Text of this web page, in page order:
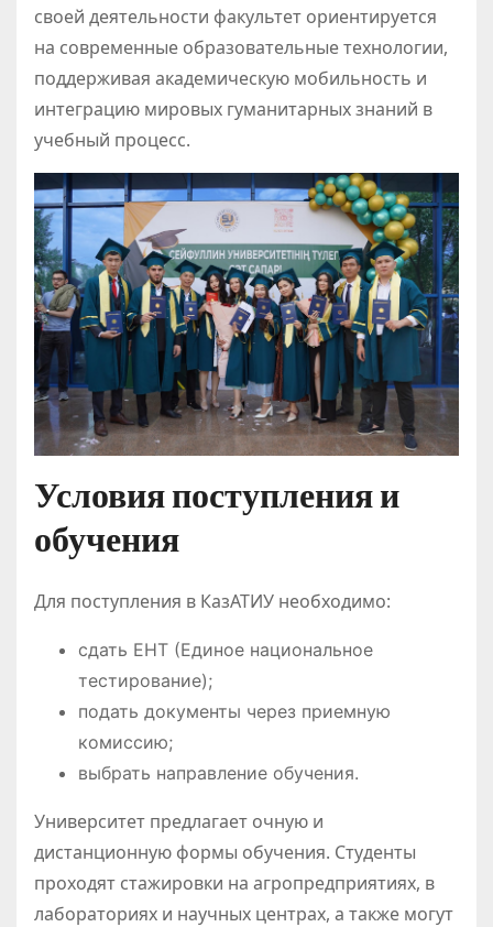
своей деятельности факультет ориентируется
на современные образовательные технологии,
поддерживая академическую мобильность и
интеграцию мировых гуманитарных знаний в
учебный процесс.
Условия поступления и
обучения
Для поступления в КазАТИУ необходимо:
сдать ЕНТ (Единое национальное
тестирование);
подать документы через приемную
комиссию;
выбрать направление обучения.
Университет предлагает очную и
дистанционную формы обучения. Студенты
проходят стажировки на агропредприятиях, в
лабораториях и научных центрах, а также могут